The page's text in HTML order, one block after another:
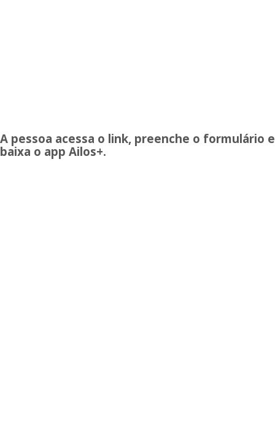
A pessoa acessa o link, preenche o formulário e
baixa o app Ailos+.